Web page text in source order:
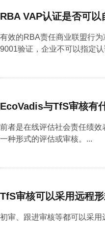
RBA VAP认证是否可
有效的RBA责任商业联盟行
9001验证，企业不可以指定
EcoVadis与TfS审核有
前者是在线评估社会责任绩
一种形式的评估或审核。...
TfS审核可以采用远程形
初审、跟进审核等都可以采